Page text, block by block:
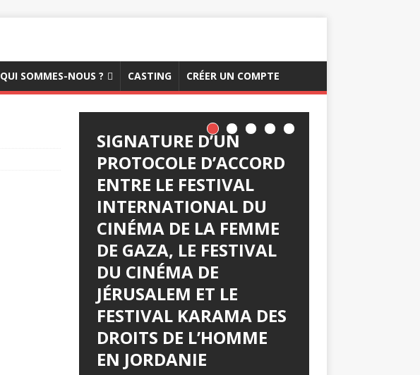
QUI SOMMES-NOUS ? CASTING CRÉER UN COMPTE
SIGNATURE D’UN
PROTOCOLE D’ACCORD
ENTRE LE FESTIVAL
INTERNATIONAL DU
CINÉMA DE LA FEMME
DE GAZA, LE FESTIVAL
DU CINÉMA DE
JÉRUSALEM ET LE
FESTIVAL KARAMA DES
DROITS DE L’HOMME
EN JORDANIE